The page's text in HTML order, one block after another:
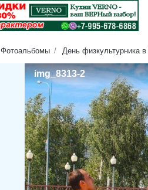
Фотоальбомы День физкультурника
img_8313-2